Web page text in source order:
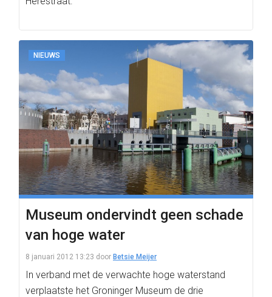
NIEUWS
Museum ondervindt geen schade
van hoge water
8 januari 2012 13:23 door Betsie Meijer
In verband met de verwachte hoge waterstand
verplaatste het Groninger Museum de drie